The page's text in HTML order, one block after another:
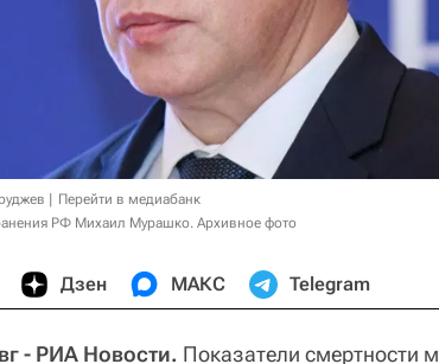
Перейти в медиабанк
РФ Михаил Мурашко. Архивное фото
Дзен МАКС Telegram
- РИА Новости. Показатели смертности